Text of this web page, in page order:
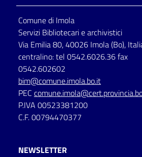
Comune di Imola
Servizi Bibliotecari e archivistici
Via Emilia 80, 40026 Imola (Bo),
centralino: tel 0542.6026.36 fax
0542.602602
bim@comune.imola.bo.it
PEC
P.IVA 00523381200
C.F. 00794470377
NEWSLETTER